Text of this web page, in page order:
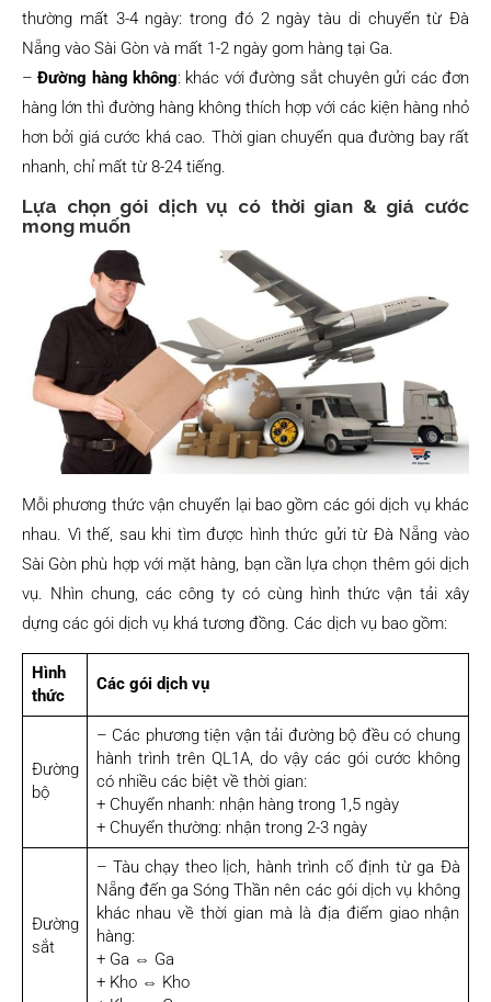
thường mất 3-4 ngày: trong đó 2 ngày tàu di chuyển từ Đà
Nẵng vào Sài Gòn và mất 1-2 ngày gom hàng tại Ga.
–Đường hàng không: khác với đường sắt chuyên gửi các đơn
hàng lớn thì đường hàng không thích hợp với các kiện hàng nhỏ
hơn bởi giá cước khá cao. Thời gian chuyển qua đường bay rất
nhanh, chỉ mất từ 8-24 tiếng.
Lựa chọn gói dịch vụ có thời gian & giá cước
mong muốn
Mỗi phương thức vận chuyển lại bao gồm các gói dịch vụ khác
nhau. Vì thế, sau khi tìm được hình thức gửi từ Đà Nẵng vào
Sài Gòn phù hợp với mặt hàng, bạn cần lựa chọn thêm gói dịch
vụ. Nhìn chung, các công ty có cùng hình thức vận tải xây
dựng các gói dịch vụ khá tương đồng. Các dịch vụ bao gồm:
Hình
thức
Các gói dịch vụ
Đường
bộ
– Các phương tiện vận tải đường bộ đều có chung
hành trình trên QL1A, do vậy các gói cước không
có nhiều các biệt về thời gian:
+ Chuyển nhanh: nhận hàng trong 1,5 ngày
+ Chuyển thường: nhận trong 2-3 ngày
Đường
sắt
– Tàu chạy theo lịch, hành trình cố định từ ga Đà
Nẵng đến ga Sóng Thần nên các gói dịch vụ không
khác nhau về thời gian mà là địa điểm giao nhận
hàng:
+ Ga ⇔ Ga
+ Kho ⇔ Kho